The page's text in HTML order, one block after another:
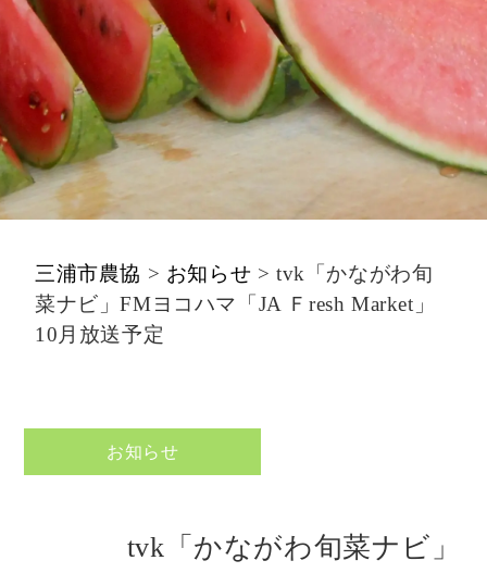
三浦市農協 > お知らせ >tvk「かながわ旬
菜ナビ」FMヨコハマ「JA Ｆresh Market」
10月放送予定
お知らせ
tvk「かながわ旬菜ナビ」